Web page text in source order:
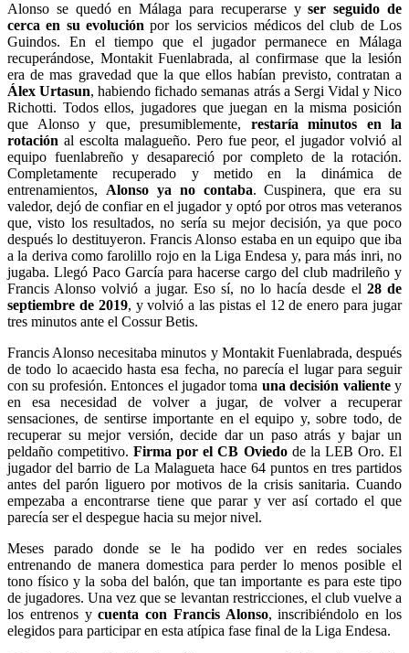
Alonso se quedó en Málaga para recuperarse yser seguido de
cerca en su evolución por los servicios médicos del club de Los
Guindos. En el tiempo que el jugador permanece en Málaga
recuperándose, Montakit Fuenlabrada, al confirmase que la lesión
era de mas gravedad que la que ellos habían previsto, contratan a
Álex Urtasun, habiendo fichado semanas atrás a Sergi Vidal y Nico
Richotti. Todos ellos, jugadores que juegan en la misma posición
que Alonso y que, presumiblemente, restaría minutos en la
rotación al escolta malagueño. Pero fue peor, el jugador volvió al
equipo fuenlabreño y desapareció por completo de la rotación.
Completamente recuperado y metido en la dinámica de
entrenamientos, Alonso ya no contaba. Cuspinera, que era su
valedor, dejó de confiar en el jugador y optó por otros mas veteranos
que, visto los resultados, no sería su mejor decisión, ya que poco
después lo destituyeron. Francis Alonso estaba en un equipo que iba
a la deriva como farolillo rojo en la Liga Endesa y, para más inri, no
jugaba. Llegó Paco García para hacerse cargo del club madrileño y
Francis Alonso volvió a jugar. Eso sí, no lo hacía desde el 28 de
septiembre de 2019, y volvió a las pistas el 12 de enero para jugar
tres minutos ante el Cossur Betis.
Francis Alonso necesitaba minutos y Montakit Fuenlabrada, después
de todo lo acaecido hasta esa fecha, no parecía el lugar para seguir
con su profesión. Entonces el jugador toma una decisión valientey
en esa necesidad de volver a jugar, de volver a recuperar
sensaciones, de sentirse importante en el equipo y, sobre todo, de
recuperar su mejor versión, decide dar un paso atrás y bajar un
peldaño competitivo.Firma por el CB Oviedode la LEB Oro. El
jugador del barrio de La Malagueta hace 64 puntos en tres partidos
antes del parón liguero por motivos de la crisis sanitaria. Cuando
empezaba a encontrarse tiene que parar y ver así cortado el que
parecía ser el despegue hacia su mejor nivel.
Meses parado donde se le ha podido ver en redes sociales
entrenando de manera domestica para perder lo menos posible el
tono físico y la soba del balón, que tan importante es para este tipo
de jugadores. Una vez que se levantan restricciones, el club vuelve a
los entrenos ycuenta con Francis Alonso, inscribiéndolo en los
elegidos para participar en esta atípica fase final de la Liga Endesa.